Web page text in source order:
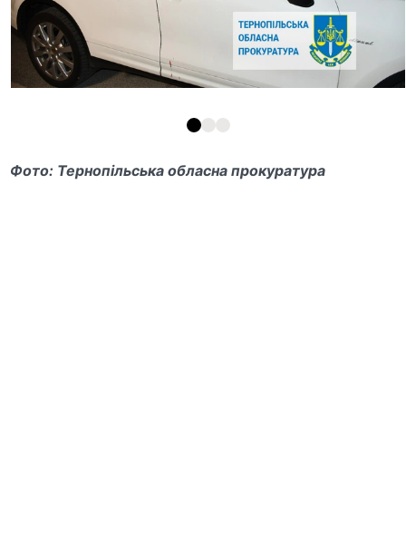
Фото: Тернопільська обласна прокуратура